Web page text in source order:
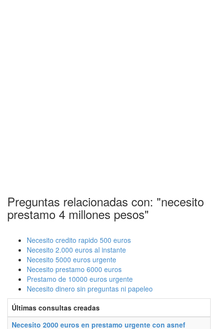
Preguntas relacionadas con: "necesito
prestamo 4 millones pesos"
Necesito credito rapido 500 euros
Necesito 2.000 euros al instante
Necesito 5000 euros urgente
Necesito prestamo 6000 euros
Prestamo de 10000 euros urgente
Necesito dinero sin preguntas ni papeleo
Últimas consultas creadas
Necesito 2000 euros en prestamo urgente con asnef